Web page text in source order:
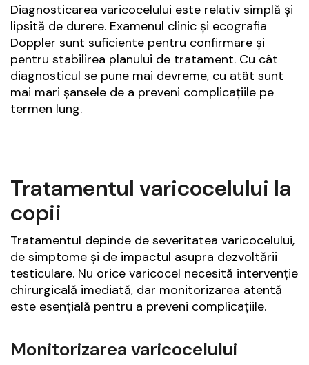
Diagnosticarea varicocelului este relativ simplă și
lipsită de durere. Examenul clinic și ecografia
Doppler sunt suficiente pentru confirmare și
pentru stabilirea planului de tratament. Cu cât
diagnosticul se pune mai devreme, cu atât sunt
mai mari șansele de a preveni complicațiile pe
termen lung.
Tratamentul varicocelului la
copii
Tratamentul depinde de severitatea varicocelului,
de simptome și de impactul asupra dezvoltării
testiculare. Nu orice varicocel necesită intervenție
chirurgicală imediată, dar monitorizarea atentă
este esențială pentru a preveni complicațiile.
Monitorizarea varicocelului